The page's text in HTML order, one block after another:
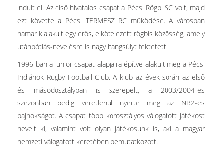
indult el. Az első hivatalos csapat a Pécsi Rögbi SC volt, majd
ezt követte a Pécsi TERMESZ RC működése. A városban
hamar kialakult egy erős, elkötelezett rögbis közösség, amely
utánpótlás-nevelésre is nagy hangsúlyt fektetett.
1996-ban a junior csapat alapjaira építve alakult meg a Pécsi
Indiánok Rugby Football Club. A klub az évek során az első
és másodosztályban is szerepelt, a 2003/2004-es
szezonban pedig veretlenül nyerte meg az NB2-es
bajnokságot. A csapat több korosztályos válogatott játékost
nevelt ki, valamint volt olyan játékosunk is, aki a magyar
nemzeti válogatott keretében bemutatkozott.